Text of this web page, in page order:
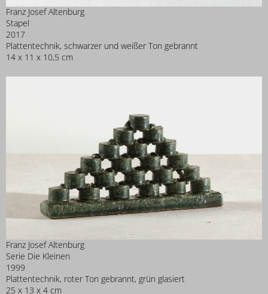
Franz Josef Altenburg
Stapel
2017
Plattentechnik, schwarzer und weißer Ton gebrannt
14 x 11 x 10,5 cm
Franz Josef Altenburg
Serie Die Kleinen
1999
Plattentechnik, roter Ton gebrannt, grün glasiert
25 x 13 x 4 cm